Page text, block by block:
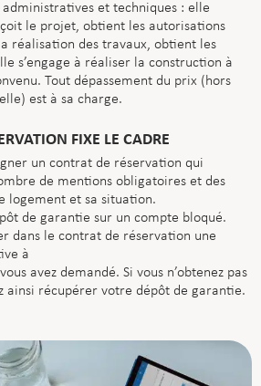
et techniques : elle
le projet, obtient les autorisations
réalisation des travaux, obtient les
s’engage à réaliser la construction à
Tout dépassement du prix (hors
est à sa charge.
FIXE LE CADRE
un contrat de réservation qui
de mentions obligatoires et des
logement et sa situation.
de garantie sur un compte bloqué.
dans le contrat de réservation une
à
avez demandé. Si vous n’obtenez pas
ainsi récupérer votre dépôt de garantie.